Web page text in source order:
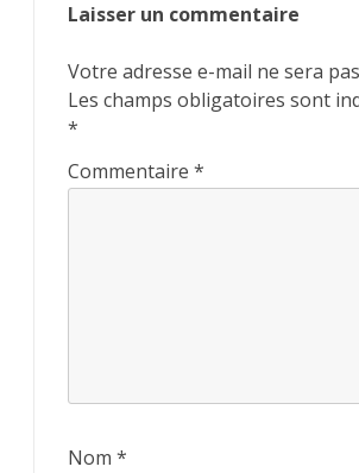
Laisser un commentaire
Votre adresse e-mail ne sera
Les champs obligatoires sont
*
Commentaire *
Nom *